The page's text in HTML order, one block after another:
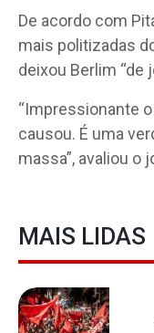
De acordo com
mais politizadas
deixou Berlim “de
“Impressionante
causou. É uma
massa”, avaliou o
MAIS LIDAS